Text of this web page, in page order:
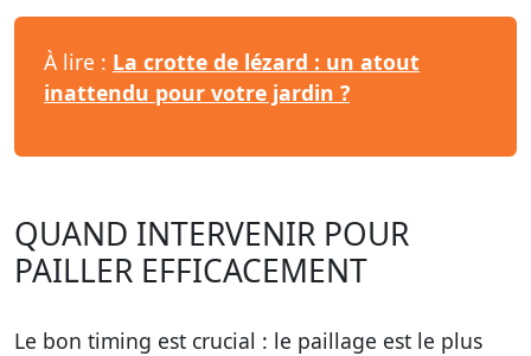
À lire : La crotte de lézard : un atout
inattendu pour votre jardin ?
QUAND INTERVENIR POUR
PAILLER EFFICACEMENT
Le bon timing est crucial : le paillage est le plus